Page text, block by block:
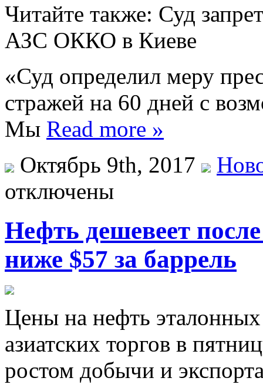
Читайте также: Суд
АЗС ОККО в Киеве
«Суд определил меру
стражей на 60 дней с
Мы Read more »
Октябрь 9th, 2017
отключены
Нефть дешевеет
ниже $57 за баррель
Цeны нa нeфть
азиатских торгов в
ростом добычи и